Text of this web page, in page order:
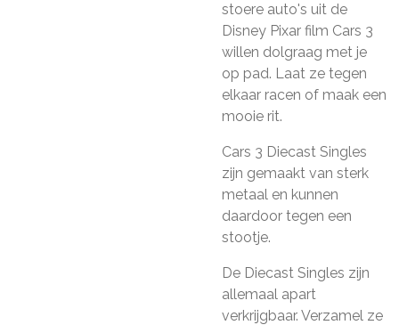
stoere auto's uit de
Disney Pixar film Cars 3
willen dolgraag met je
op pad. Laat ze tegen
elkaar racen of maak een
mooie rit.
Cars 3 Diecast Singles
zijn gemaakt van sterk
metaal en kunnen
daardoor tegen een
stootje.
De Diecast Singles zijn
allemaal apart
verkrijgbaar. Verzamel ze